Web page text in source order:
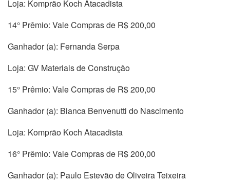
Loja: Komprão Koch Atacadista
14° Prêmio: Vale Compras de R$ 200,00
Ganhador (a): Fernanda Serpa
Loja: GV Materiais de Construção
15° Prêmio: Vale Compras de R$ 200,00
Ganhador (a): Bianca Benvenutti do Nascimento
Loja: Komprão Koch Atacadista
16° Prêmio: Vale Compras de R$ 200,00
Ganhador (a): Paulo Estevão de Oliveira Teixeira